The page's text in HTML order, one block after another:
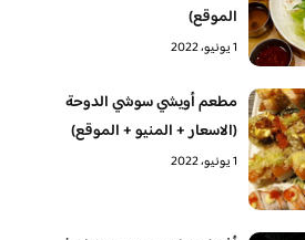
الموقع)
1 يونيو، 2022
مطعم أويشي سوشي الدوحة
(الاسعار + المنيو + الموقع)
1 يونيو، 2022